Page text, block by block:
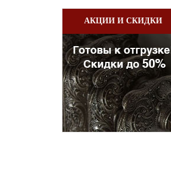
Радимакс (ex. Retro Style)
Barton
Радимакс (ex. Retro Style)
Bohemia
Радимакс (ex. Retro Style)
Bohemia R
Радимакс (ex. Retro Style)
Bolton
Радимакс (ex. Retro Style)
Bristol
АКЦИИ И СКИДКИ